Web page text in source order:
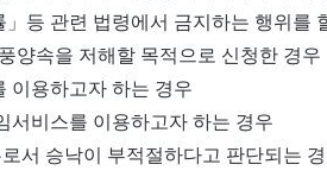
등 관련 법령에서 금지하는 행위를
양속을 저해할 목적으로 신청한 경우
이용하고자 하는 경우
서비스를 이용하고자 하는 경우
서 승낙이 부적절하다고 판단되는